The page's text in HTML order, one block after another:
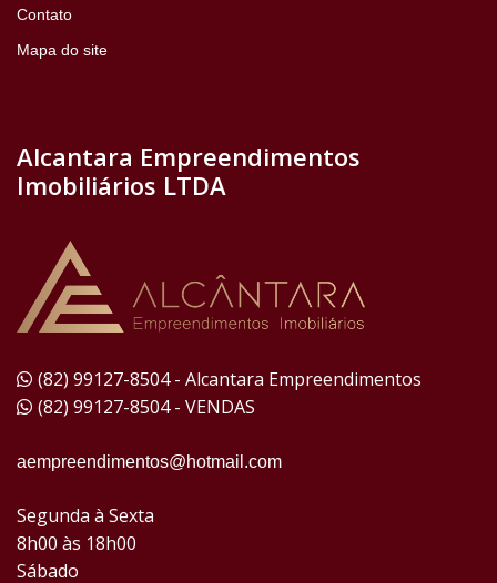
Contato
Mapa do site
Alcantara Empreendimentos
Imobiliários LTDA
(82) 99127-8504 - Alcantara Empreendimentos
(82) 99127-8504 - VENDAS
aempreendimentos@hotmail.com
Segunda à Sexta
8h00 às 18h00
Sábado